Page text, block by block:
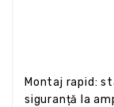
Montaj rapid:
siguranță la